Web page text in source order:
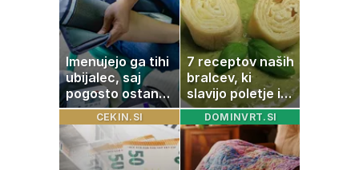
Imenujejo ga tihi
ubijalec, saj
pogosto ostane
neopažen:
nenavadni
simptomi
visokega
7 receptov naših
bralcev, ki
slavijo poletje in
tradicijo
CEKIN.SI DOMINVRT.SI